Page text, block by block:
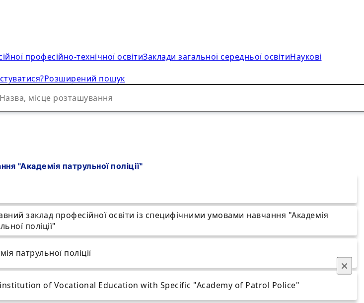
професійно-технічної освітиЗаклади загальної середньої освітиНаукові
Розширений пошук
×
"Академія патрульної поліції"
заклад професійної освіти із специфічними умовами навчання "Академія
поліції"
патрульної поліції
of Vocational Education with Specific "Academy of Patrol Police"